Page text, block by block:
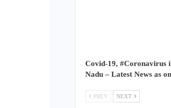
Covid-19, #Coronavirus
Nadu – Latest News as
PREV NEXT